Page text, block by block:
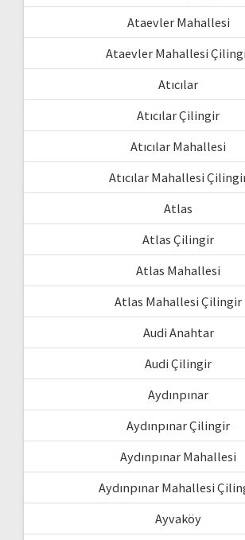
Ataevler Mahallesi
Ataevler Mahallesi
Atıcılar
Atıcılar Çilingir
Atıcılar Mahallesi
Atıcılar Mahallesi
Atlas
Atlas Çilingir
Atlas Mahallesi
Atlas Mahallesi Çilingir
Audi Anahtar
Audi Çilingir
Aydınpınar
Aydınpınar Çilingir
Aydınpınar Mahallesi
Aydınpınar Mahallesi
Ayvaköy